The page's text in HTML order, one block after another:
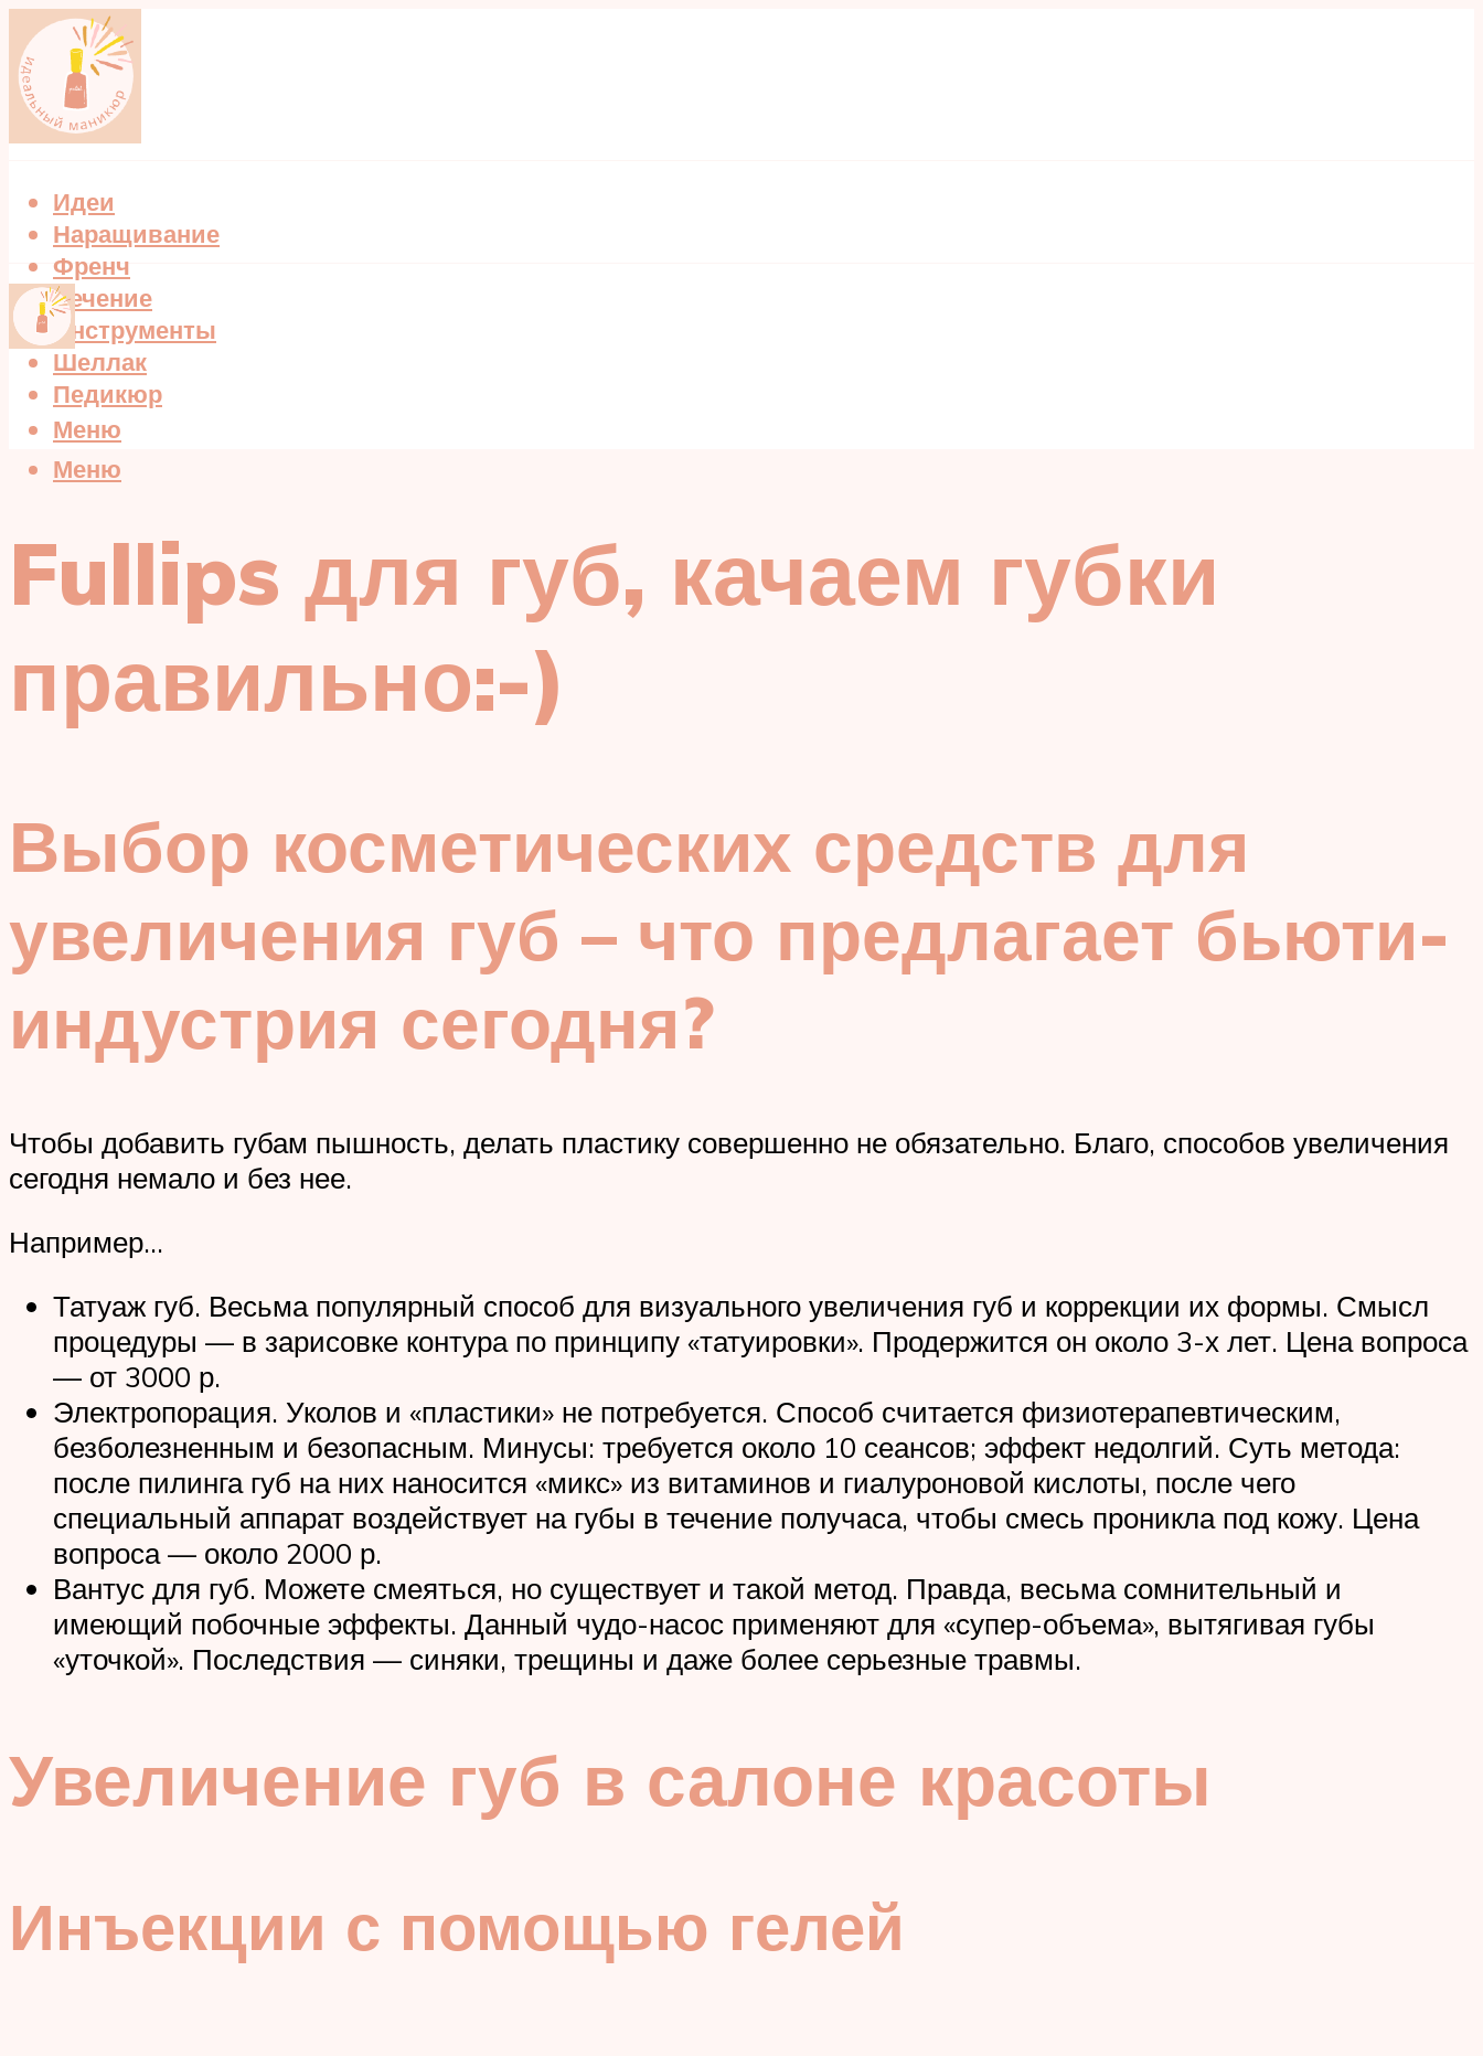
Идеи
Наращивание
Френч
Лечение
Инструменты
Шеллак
Педикюр
Меню
Меню
Fullips для губ, качаем губки
правильно:-)
Выбор косметических средств для
увеличения губ – что предлагает бьюти-
индустрия сегодня?
Чтобы добавить губам пышность, делать пластику совершенно не обязательно. Благо, способов увеличения
сегодня немало и без нее.
Например…
Татуаж губ. Весьма популярный способ для визуального увеличения губ и коррекции их формы. Смысл
процедуры — в зарисовке контура по принципу «татуировки». Продержится он около 3-х лет. Цена вопроса
— от 3000 р.
Электропорация. Уколов и «пластики» не потребуется. Способ считается физиотерапевтическим,
безболезненным и безопасным. Минусы: требуется около 10 сеансов; эффект недолгий. Суть метода:
после пилинга губ на них наносится «микс» из витаминов и гиалуроновой кислоты, после чего
специальный аппарат воздействует на губы в течение получаса, чтобы смесь проникла под кожу. Цена
вопроса — около 2000 р.
Вантус для губ. Можете смеяться, но существует и такой метод. Правда, весьма сомнительный и
имеющий побочные эффекты. Данный чудо-насос применяют для «супер-объема», вытягивая губы
«уточкой». Последствия — синяки, трещины и даже более серьезные травмы.
Увеличение губ в салоне красоты
Инъекции с помощью гелей